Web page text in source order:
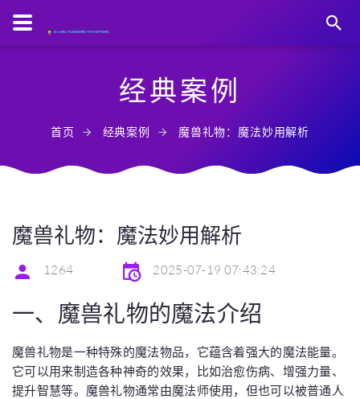
经典案例
首页 经典案例 魔兽礼物：魔法妙用解析
魔兽礼物：魔法妙用解析
1264 2025-07-19 07:43:24
一、魔兽礼物的魔法介绍
魔兽礼物是一种特殊的魔法物品，它蕴含着强大的魔法能量。
它可以用来制造各种神奇的效果，比如治愈伤病、增强力量、
提升智慧等。魔兽礼物通常由魔法师使用，但也可以被普通人